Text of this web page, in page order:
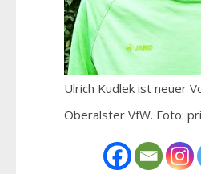
Ulrich Kudlek ist neuer
Oberalster VfW. Foto: